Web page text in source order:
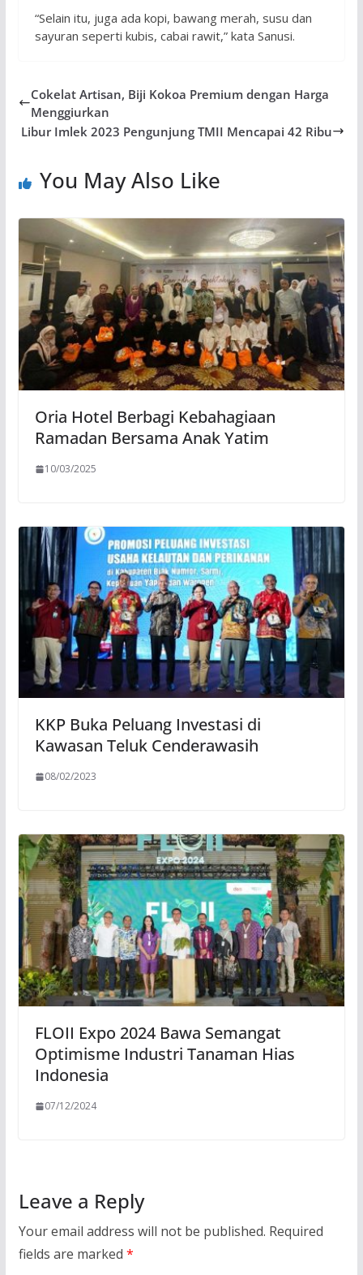
“Selain itu, juga ada kopi, bawang merah, susu dan
sayuran seperti kubis, cabai rawit,” kata Sanusi.
Cokelat Artisan, Biji Kokoa Premium dengan Harga
Menggiurkan
Libur Imlek 2023 Pengunjung TMII Mencapai 42 Ribu
You May Also Like
Oria Hotel Berbagi Kebahagiaan
Ramadan Bersama Anak Yatim
10/03/2025
KKP Buka Peluang Investasi di
Kawasan Teluk Cenderawasih
08/02/2023
FLOII Expo 2024 Bawa Semangat
Optimisme Industri Tanaman Hias
Indonesia
07/12/2024
Leave a Reply
Your email address will not be published. Required
fields are marked *